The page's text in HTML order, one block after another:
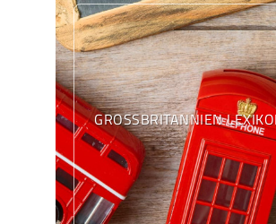
GROSSBRITANNIEN LEXIKON